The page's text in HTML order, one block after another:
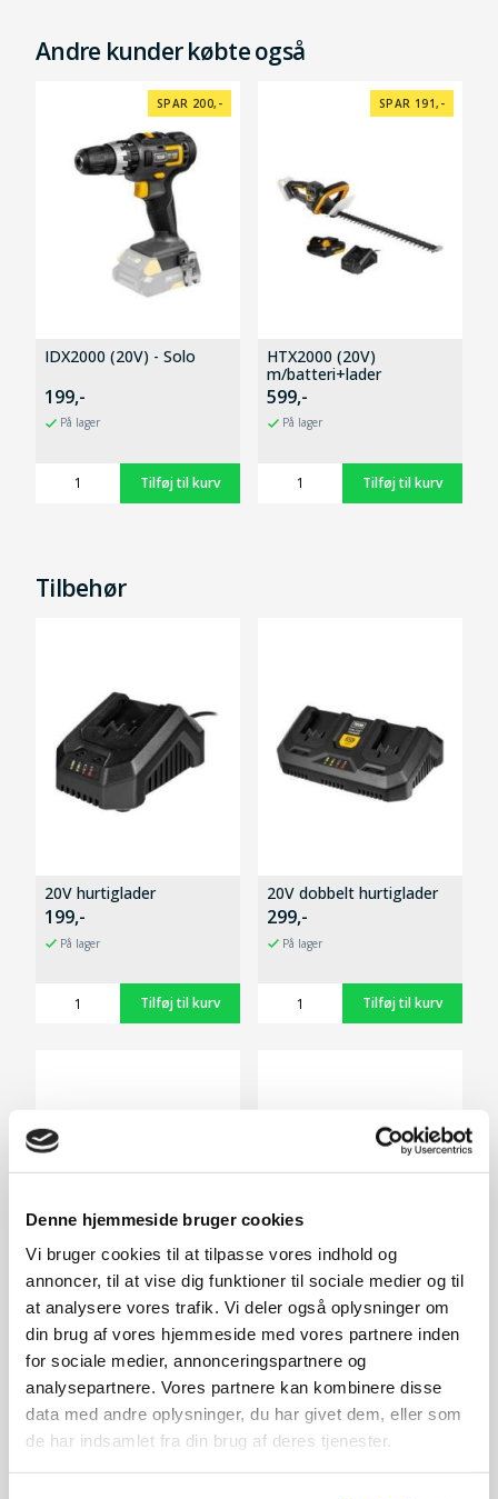
Denne hjemmeside bruger cookies
Vi bruger cookies til at tilpasse vores indhold og
annoncer, til at vise dig funktioner til sociale medier og til
at analysere vores trafik. Vi deler også oplysninger om
din brug af vores hjemmeside med vores partnere inden
for sociale medier, annonceringspartnere og
analysepartnere. Vores partnere kan kombinere disse
data med andre oplysninger, du har givet dem, eller som
de har indsamlet fra din brug af deres tjenester.
Andre kunder købte også
SPAR 200,-
IDX2000 (20V) - Solo
199,-
På lager
SPAR 191,-
HTX2000 (20V)
m/batteri+lader
599,-
På lager
Tilbehør
20V hurtiglader
199,-
På lager
20V dobbelt hurtiglader
299,-
På lager
20V / 2,0 Ah batteri
349,-
20V / 4,0 Ah batteri
599,-